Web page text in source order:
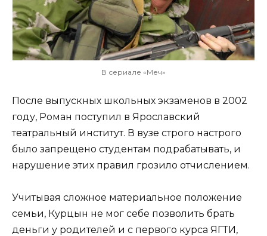
В сериале «Меч»
После выпускных школьных экзаменов в 2002
году, Роман поступил в Ярославский
театральный институт. В вузе строго настрого
было запрещено студентам подрабатывать, и
нарушение этих правил грозило отчислением.
Учитывая сложное материальное положение
семьи, Курцын не мог себе позволить брать
деньги у родителей и с первого курса ЯГТИ,